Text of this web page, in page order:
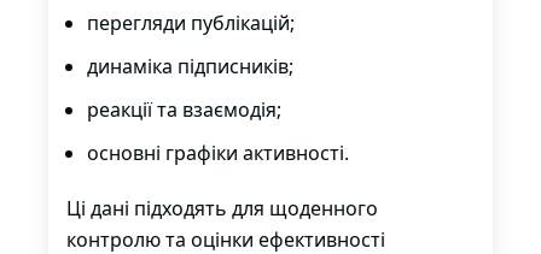
перегляди публікацій;
динаміка підписників;
реакції та взаємодія;
основні графіки активності.
Ці дані підходять для щоденного
контролю та оцінки ефективності